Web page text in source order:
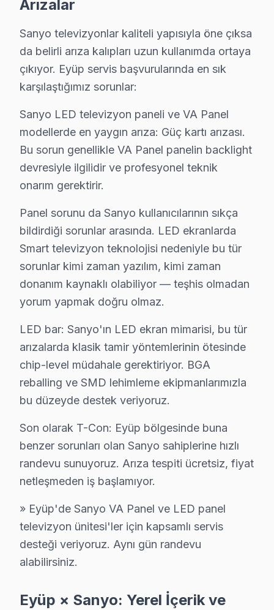
13 yıllık Sanyo TV tamir deneyimi. Eyüp ve çevre ilçelere
· Sanyo fabrika servis sertifikası
· Orijinal ve OEM yedek parça tedarikçisi
· 2010'dan günümüze tüm Sanyo modelleri
Eyüp Servis İstatistikleri
· Eyüp'de 465+Sanyo TV tamiri
· Müşteri memnuniyeti%96
· Ortalama tamir süresi:2–3 iş günü
Bu sayfayla ilgili hizmet sayfaları:
↑ Sanyo Servis Ana Sayfası
↑ Eyüp TV Servis Merkezi
Eyüp Yakın İlçelerde Sanyo Servisi
· Arnavutköy Sanyo
· Avcılar Sanyo
· Bağcılar Sanyo
· Bahçelievler Sanyo
· Bayrampaşa Sanyo
· Beşiktaş Sanyo
Eyüp Diğer Marka Servisleri
· Eyüp Sony
· Eyüp Philips
· Eyüp Hi-Level
· Eyüp iFFALCON
· Eyüp Samsung
· Eyüp LG
Arızalar
Sanyo televizyonlar kaliteli yapısıyla öne çıksa
da belirli arıza kalıpları uzun kullanımda ortaya
çıkıyor. Eyüp servis başvurularında en sık
karşılaştığımız sorunlar:
Sanyo LED televizyon paneli ve VA Panel
modellerde en yaygın arıza: Güç kartı arızası.
Bu sorun genellikle VA Panel panelin backlight
devresiyle ilgilidir ve profesyonel teknik
onarım gerektirir.
Panel sorunu da Sanyo kullanıcılarının sıkça
bildirdiği sorunlar arasında. LED ekranlarda
Smart televizyon teknolojisi nedeniyle bu tür
sorunlar kimi zaman yazılım, kimi zaman
donanım kaynaklı olabiliyor — teşhis olmadan
yorum yapmak doğru olmaz.
LED bar: Sanyo'ın LED ekran mimarisi, bu tür
arızalarda klasik tamir yöntemlerinin ötesinde
chip-level müdahale gerektiriyor. BGA
reballing ve SMD lehimleme ekipmanlarımızla
bu düzeyde destek veriyoruz.
Son olarak T-Con: Eyüp bölgesinde buna
benzer sorunları olan Sanyo sahiplerine hızlı
randevu sunuyoruz. Arıza tespiti ücretsiz, fiyat
netleşmeden iş başlamıyor.
» Eyüp'de Sanyo VA Panel ve LED panel
televizyon ünitesi'ler için kapsamlı servis
desteği veriyoruz. Aynı gün randevu
alabilirsiniz.
Eyüp × Sanyo: Yerel İçerik ve